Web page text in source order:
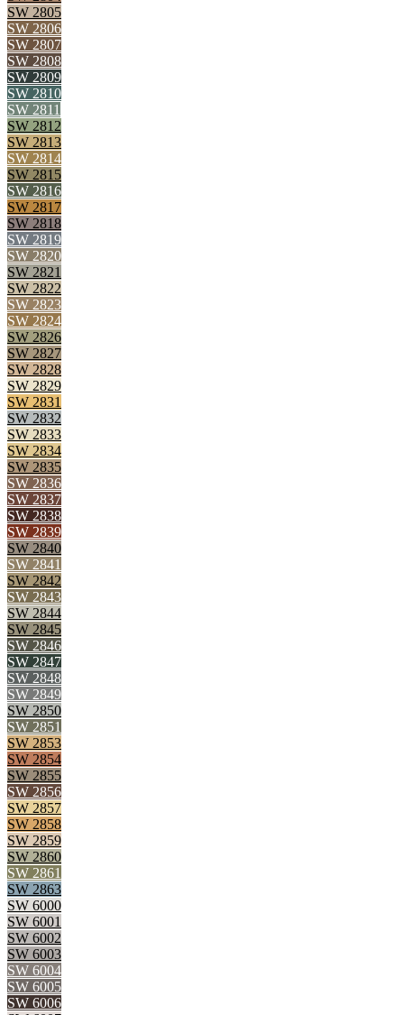
SW 2805
SW 2806
SW 2807
SW 2808
SW 2809
SW 2810
SW 2811
SW 2812
SW 2813
SW 2814
SW 2815
SW 2816
SW 2817
SW 2818
SW 2819
SW 2820
SW 2821
SW 2822
SW 2823
SW 2824
SW 2826
SW 2827
SW 2828
SW 2829
SW 2831
SW 2832
SW 2833
SW 2834
SW 2835
SW 2836
SW 2837
SW 2838
SW 2839
SW 2840
SW 2841
SW 2842
SW 2843
SW 2844
SW 2845
SW 2846
SW 2847
SW 2848
SW 2849
SW 2850
SW 2851
SW 2853
SW 2854
SW 2855
SW 2856
SW 2857
SW 2858
SW 2859
SW 2860
SW 2861
SW 2863
SW 6000
SW 6001
SW 6002
SW 6003
SW 6004
SW 6005
SW 6006